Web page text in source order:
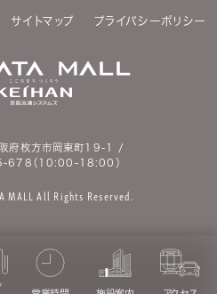
サイトマップ プライバシーポリシー
府枚方市岡東町19-1 /
678 （10:00-18:00）
MALL All Rights Reserved.